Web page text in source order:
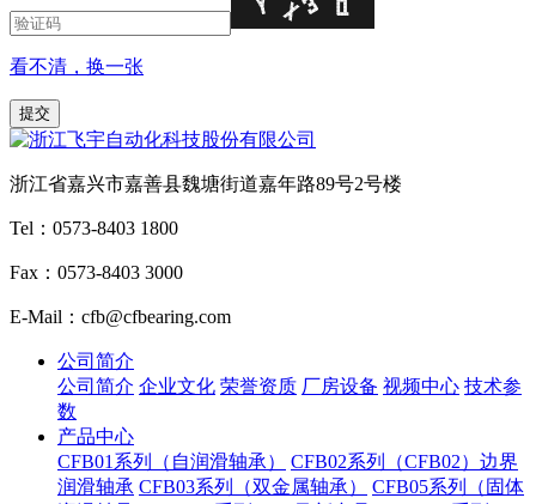
看不清，换一张
浙江省嘉兴市嘉善县魏塘街道嘉年路89号2号楼
Tel：0573-8403 1800
Fax：0573-8403 3000
E-Mail：cfb@cfbearing.com
公司简介
公司简介 企业文化 荣誉资质 厂房设备 视频中心 技术参
数
产品中心
CFB01系列（自润滑轴承）
CFB02系列（CFB02）边界
润滑轴承 CFB03系列（双金属轴承）
CFB05系列（固体